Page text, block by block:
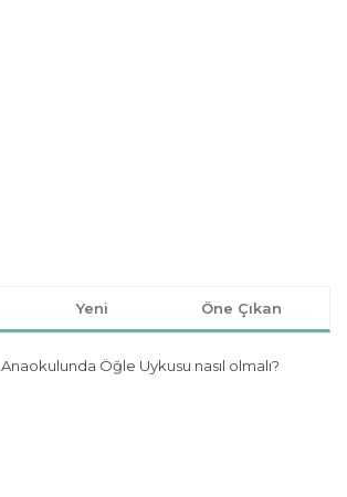
Yeni Öne Çıkan
Anaokulunda Öğle Uykusu nasıl olmalı?